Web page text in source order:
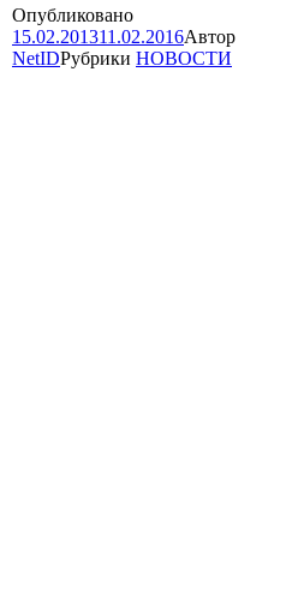
Опубликовано
15.02.201311.02.2016Автор
NetIDРубрики НОВОСТИ